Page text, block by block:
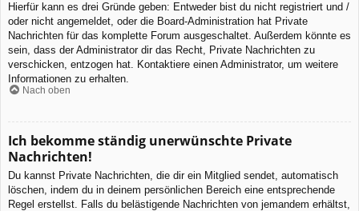
Hierfür kann es drei Gründe geben: Entweder bist du nicht registriert und /
oder nicht angemeldet, oder die Board-Administration hat Private
Nachrichten für das komplette Forum ausgeschaltet. Außerdem könnte es
sein, dass der Administrator dir das Recht, Private Nachrichten zu
verschicken, entzogen hat. Kontaktiere einen Administrator, um weitere
Informationen zu erhalten.
Nach oben
Ich bekomme ständig unerwünschte Private
Nachrichten!
Du kannst Private Nachrichten, die dir ein Mitglied sendet, automatisch
löschen, indem du in deinem persönlichen Bereich eine entsprechende
Regel erstellst. Falls du belästigende Nachrichten von jemandem erhältst,